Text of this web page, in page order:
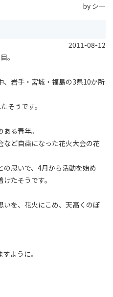
by シー
2011-08-12
。
、岩手・宮城・福島の3県10か所
そうです。
る青年。
など自粛になった花火大会の花
思いで、4月から活動を始め
たそうです。
いを、花火にこめ、天高くのぼ
ように。